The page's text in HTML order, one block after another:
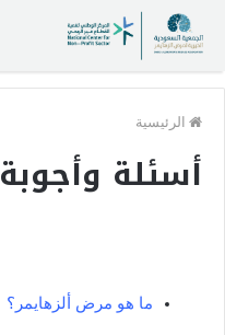
الرئيسية
أسئلة وأجوبة
ما هو مرض ألزهايمر؟